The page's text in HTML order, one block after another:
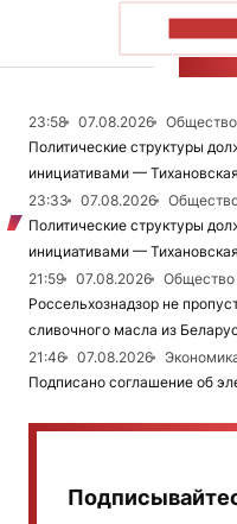
23:58 07.08.2026
Политические структуры
инициативами — Тихановская
23:33
07.08.2026
Политические структуры
инициативами —
21:59
07.08.2026
Общество
Россельхознадзор не
сливочного масла из
21:46
07.08.2026
Подписано соглашение об